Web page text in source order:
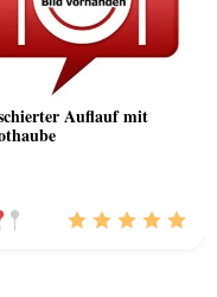
Auflauf mit